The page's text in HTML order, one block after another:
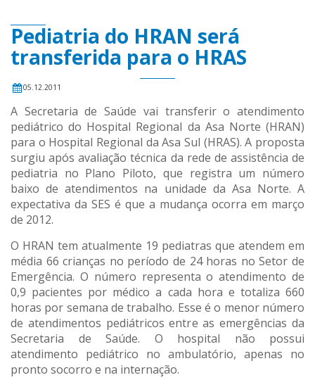
Pediatria do HRAN será
transferida para o HRAS
05.12.2011
A Secretaria de Saúde vai transferir o atendimento
pediátrico do Hospital Regional da Asa Norte (HRAN)
para o Hospital Regional da Asa Sul (HRAS). A proposta
surgiu após avaliação técnica da rede de assistência de
pediatria no Plano Piloto, que registra um número
baixo de atendimentos na unidade da Asa Norte. A
expectativa da SES é que a mudança ocorra em março
de 2012.
O HRAN tem atualmente 19 pediatras que atendem em
média 66 crianças no período de 24 horas no Setor de
Emergência. O número representa o atendimento de
0,9 pacientes por médico a cada hora e totaliza 660
horas por semana de trabalho. Esse é o menor número
de atendimentos pediátricos entre as emergências da
Secretaria de Saúde. O hospital não possui
atendimento pediátrico no ambulatório, apenas no
pronto socorro e na internação.